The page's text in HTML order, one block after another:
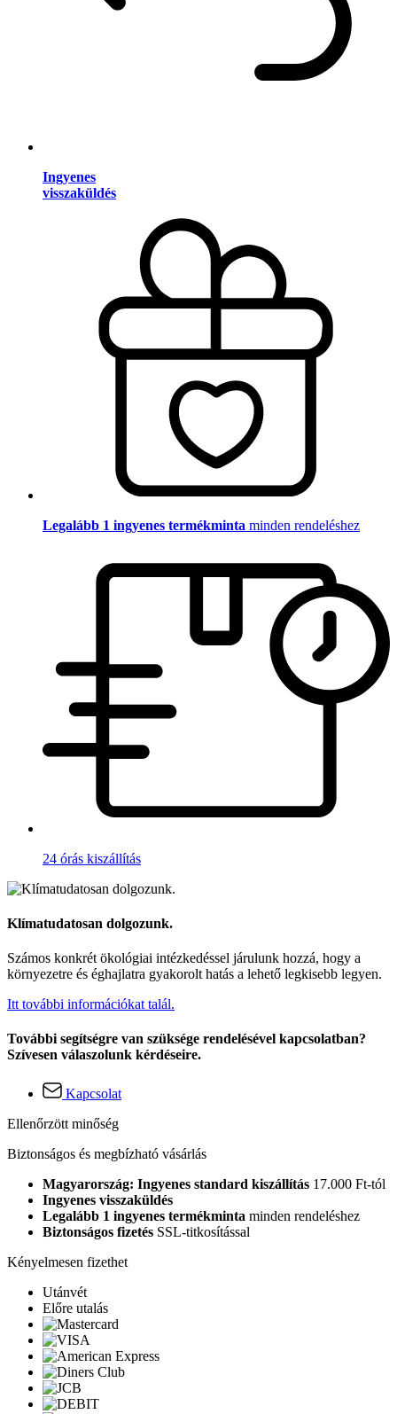
Ingyenes
visszaküldés
Legalább 1 ingyenes termékminta minden rendeléshez
24 órás kiszállítás
Klímatudatosan dolgozunk.
Számos konkrét ökológiai intézkedéssel járulunk hozzá, hogy a
környezetre és éghajlatra gyakorolt hatás a lehető legkisebb legyen.
Itt további információkat talál.
További segítségre van szüksége rendelésével kapcsolatban?
Szívesen válaszolunk kérdéseire.
Kapcsolat
Ellenőrzött minőség
Biztonságos és megbízható vásárlás
Magyarország: Ingyenes standard kiszállítás 17.000 Ft-tól
Ingyenes visszaküldés
Legalább 1 ingyenes termékminta minden rendeléshez
Biztonságos fizetés SSL-titkosítással
Kényelmesen fizethet
Utánvét
Előre utalás